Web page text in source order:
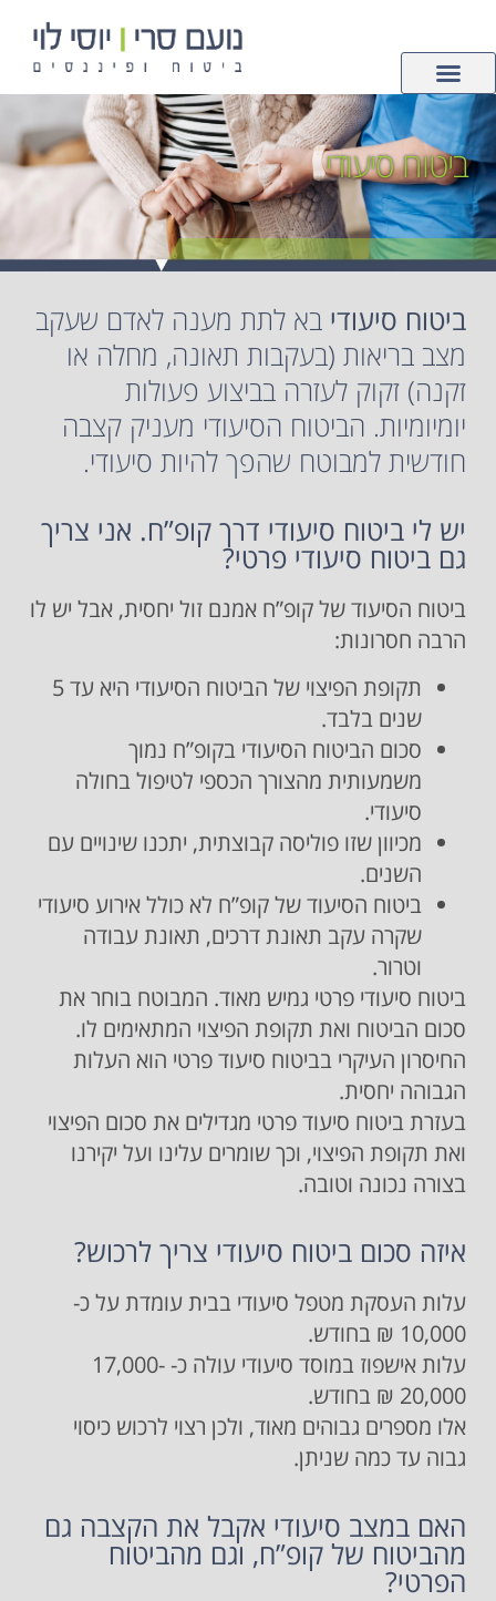
ביטוח סיעודי
ביטוח סיעודי בא לתת מענה לאדם שעקב
מצב בריאות (בעקבות תאונה, מחלה או
זקנה) זקוק לעזרה בביצוע פעולות
יומיומיות. הביטוח הסיעודי מעניק קצבה
חודשית למבוטח שהפך להיות סיעודי.
יש לי ביטוח סיעודי דרך קופ”ח. אני צריך
גם ביטוח סיעודי פרטי?
ביטוח הסיעוד של קופ”ח אמנם זול יחסית, אבל יש לו
הרבה חסרונות:
תקופת הפיצוי של הביטוח הסיעודי היא עד 5
שנים בלבד.
סכום הביטוח הסיעודי בקופ”ח נמוך
משמעותית מהצורך הכספי לטיפול בחולה
סיעודי.
מכיוון שזו פוליסה קבוצתית, יתכנו שינויים עם
השנים.
ביטוח הסיעוד של קופ”ח לא כולל אירוע סיעודי
שקרה עקב תאונת דרכים, תאונת עבודה
וטרור.
ביטוח סיעודי פרטי גמיש מאוד. המבוטח בוחר את
סכום הביטוח ואת תקופת הפיצוי המתאימים לו.
החיסרון העיקרי בביטוח סיעוד פרטי הוא העלות
הגבוהה יחסית.
בעזרת ביטוח סיעוד פרטי מגדילים את סכום הפיצוי
ואת תקופת הפיצוי, וכך שומרים עלינו ועל יקירנו
בצורה נכונה וטובה.
איזה סכום ביטוח סיעודי צריך לרכוש?
עלות העסקת מטפל סיעודי בבית עומדת על כ-
10,000 ₪ בחודש.
עלות אישפוז במוסד סיעודי עולה כ- 17,000-
20,000 ₪ בחודש.
אלו מספרים גבוהים מאוד, ולכן רצוי לרכוש כיסוי
גבוה עד כמה שניתן.
האם במצב סיעודי אקבל את הקצבה גם
מהביטוח של קופ”ח, וגם מהביטוח
הפרטי?